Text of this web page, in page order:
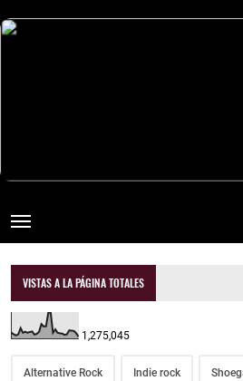
VISTAS A LA PÁGINA TOTALES
1,275,045
Alternative Rock Indie rock